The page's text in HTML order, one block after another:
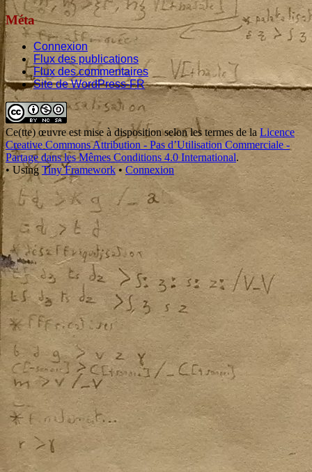
Méta
Connexion
Flux des publications
Flux des commentaires
Site de WordPress-FR
Footer
Content
Ce(tte) œuvreest mise à disposition selon les termes de laLicence
Creative Commons Attribution - Pas d’Utilisation Commerciale -
Partage dans les Mêmes Conditions 4.0 International.
• Using Tiny Framework • Connexion